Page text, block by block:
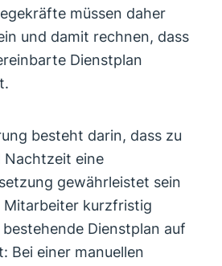
müssen daher
und damit rechnen, dass
Dienstplan
besteht darin, dass zu
Nachtzeit eine
gewährleistet sein
Mitarbeiter kurzfristig
Dienstplan auf
Bei einer manuellen